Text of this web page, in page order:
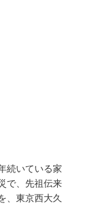
続いている家
で、先祖伝来
、東京西大久